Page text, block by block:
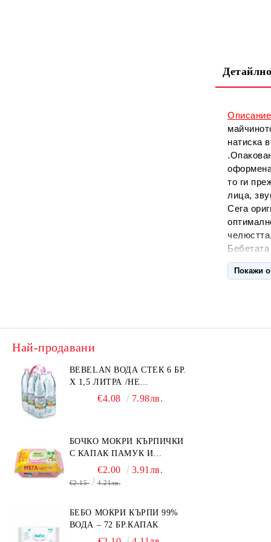
натиска
то ги
лица,
Сега
важно за
така
Покажи
Най-продавани
BEBELAN ВОДА СТЕК 6 БР.
Х 1,5 ЛИТРА /НЕ
ИЗПРАЩАМЕ С КУРИЕР/
€4.08 7.98лв.
БОЧКО МОКРИ КЪРПИЧКИ
С КАПАК ПАМУК И
СМРАДЛИКА 120БР.
€2.00 3.91лв.
€2.15 4.21лв.
БЕБО МОКРИ КЪРПИ 99%
ВОДА – 72 БР.КАПАК